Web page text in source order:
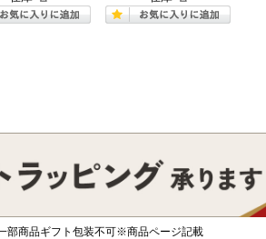
部商品ギフト包装不可※商品ページ記載